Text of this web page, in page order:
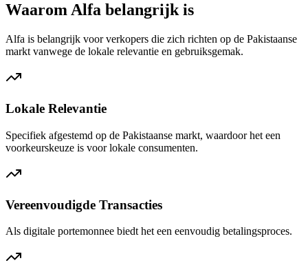
Waarom Alfa belangrijk is
Alfa is belangrijk voor verkopers die zich richten op de Pakistaanse
markt vanwege de lokale relevantie en gebruiksgemak.
Lokale Relevantie
Specifiek afgestemd op de Pakistaanse markt, waardoor het een
voorkeurskeuze is voor lokale consumenten.
Vereenvoudigde Transacties
Als digitale portemonnee biedt het een eenvoudig betalingsproces.